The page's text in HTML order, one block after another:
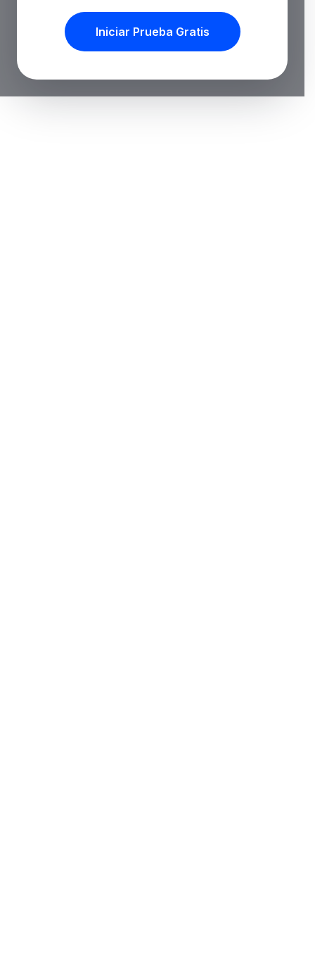
Iniciar Prueba Gratis